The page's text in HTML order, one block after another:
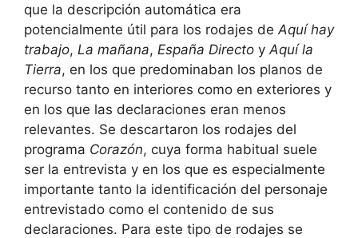
que la descripción automática era
potencialmente útil para los rodajes de Aquí hay
trabajo, La mañana, España Directo y Aquí la
Tierra, en los que predominaban los planos de
recurso tanto en interiores como en exteriores y
en los que las declaraciones eran menos
relevantes. Se descartaron los rodajes del
programa Corazón, cuya forma habitual suele
ser la entrevista y en los que es especialmente
importante tanto la identificación del personaje
entrevistado como el contenido de sus
declaraciones. Para este tipo de rodajes se